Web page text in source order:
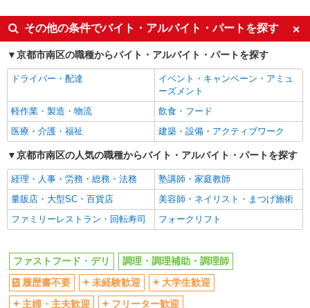
ピザの宅配／デリバリー・配達
時給1,200円以上 平日 時給1,200円以上
京都府京都市南区吉祥院御池町31 イオン京
詳細を見る
アルバイト パート
定食屋 宮本むなし JR西大路駅前店
ホール・キッチンスタッフ
時給1130円〜 ※研修30時間有（同時給）
・JR西大路駅前店 （京都府京都市南区唐橋西
平垣町18／JR京都線「西大路」駅より徒歩1分）
アルバイト パート
なか卯 久世橋通店
接客・調理スタッフ（簡単な接客・調理・清
同じ特徴から西大路駅の求人を探す
履歴書不要
未経験歓迎
大学生歓迎
主婦・主夫歓迎
ミドル（40代～）活躍中
エルダー（50代～）活躍中
シニア（60代～）活躍中
週2～3日勤務OK
短時間勤務（1日4h以内）OK
深夜
扶養内勤務OK
交通費支給
社会保険あり
まかない・食事補助
社割・特典あり
制服貸与
研修制度あり
社員登用あり
同じ職種から求人を探す
飲食・フード
ファストフード・デリ
調理・調理補助・調理師
その他の条件でバイト・アルバイト・パートを探す
京都市南区の職種からバイト・アルバイト・パートを探す
ドライバー・配達
イベント・キャンペーン・アミュ
ーズメント
軽作業・製造・物流
飲食・フード
医療・介護・福祉
建築・設備・アクティブワーク
京都市南区の人気の職種からバイト・アルバイト・パートを探す
経理・人事・労務・総務・法務
塾講師・家庭教師
量販店・大型SC・百貨店
美容師・ネイリスト・まつげ施術
ファミリーレストラン・回転寿司
フォークリフト
ファストフード・デリ
調理・調理補助・調理師
履歴書不要
未経験歓迎
大学生歓迎
主婦・主夫歓迎
フリーター歓迎